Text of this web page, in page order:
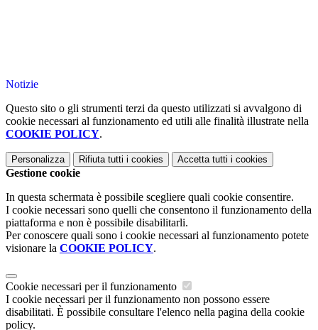
Notizie
Questo sito o gli strumenti terzi da questo utilizzati si avvalgono di
cookie necessari al funzionamento ed utili alle finalità illustrate nella
COOKIE POLICY.
Personalizza Rifiuta tutti i cookies Accetta tutti i cookies
Gestione cookie
In questa schermata è possibile scegliere quali cookie consentire.
I cookie necessari sono quelli che consentono il funzionamento della
piattaforma e non è possibile disabilitarli.
Per conoscere quali sono i cookie necessari al funzionamento potete
visionare la COOKIE POLICY.
Cookie necessari per il funzionamento
I cookie necessari per il funzionamento non possono essere
disabilitati. È possibile consultare l'elenco nella pagina della cookie
policy.